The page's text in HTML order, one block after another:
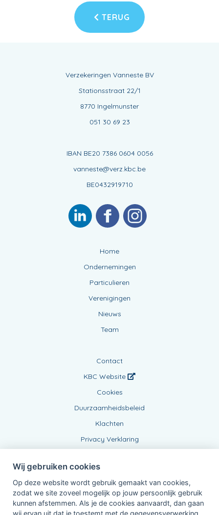
TERUG
Verzekeringen Vanneste BV
Stationsstraat 22/1
8770 Ingelmunster
051 30 69 23
IBAN BE20 7386 0604 0056
vanneste@verz.kbc.be
BE0432919710
Home
Ondernemingen
Particulieren
Verenigingen
Nieuws
Team
Contact
KBC Website
Cookies
Duurzaamheidsbeleid
Klachten
Privacy Verklaring
Wij gebruiken cookies
Op deze website wordt gebruik gemaakt van cookies,
zodat we site zoveel mogelijk op jouw persoonlijk gebruik
kunnen afstemmen. Als je de cookies aanvaardt, dan gaan
wij ervan uit dat je toestemt met de gegevensverwerking